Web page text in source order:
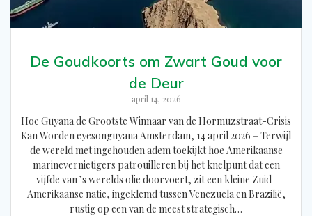
De Goudkoorts om Zwart Goud voor
de Deur
april 14, 2026
Hoe Guyana de Grootste Winnaar van de Hormuzstraat-Crisis
Kan Worden eyesonguyana Amsterdam, 14 april 2026 – Terwijl
de wereld met ingehouden adem toekijkt hoe Amerikaanse
marinevernietigers patrouilleren bij het knelpunt dat een
vijfde van ’s werelds olie doorvoert, zit een kleine Zuid-
Amerikaanse natie, ingeklemd tussen Venezuela en Brazilië,
rustig op een van de meest strategisch…